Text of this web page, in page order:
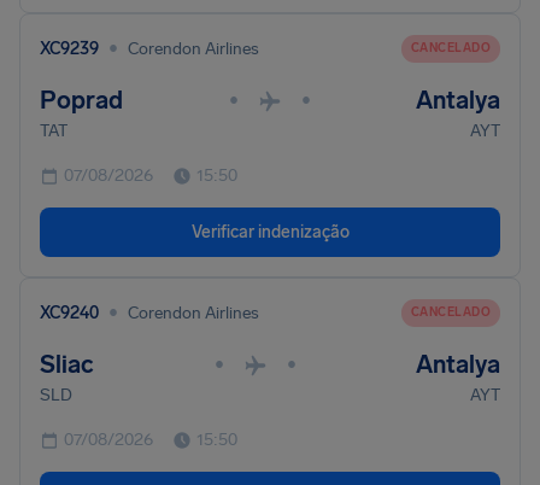
XC9239 • Corendon Airlines CANCELADO
Poprad • • Antalya
TAT AYT
07/08/2026 15:50
Verificar indenização
XC9240 • Corendon Airlines CANCELADO
Sliac • • Antalya
SLD AYT
07/08/2026 15:50